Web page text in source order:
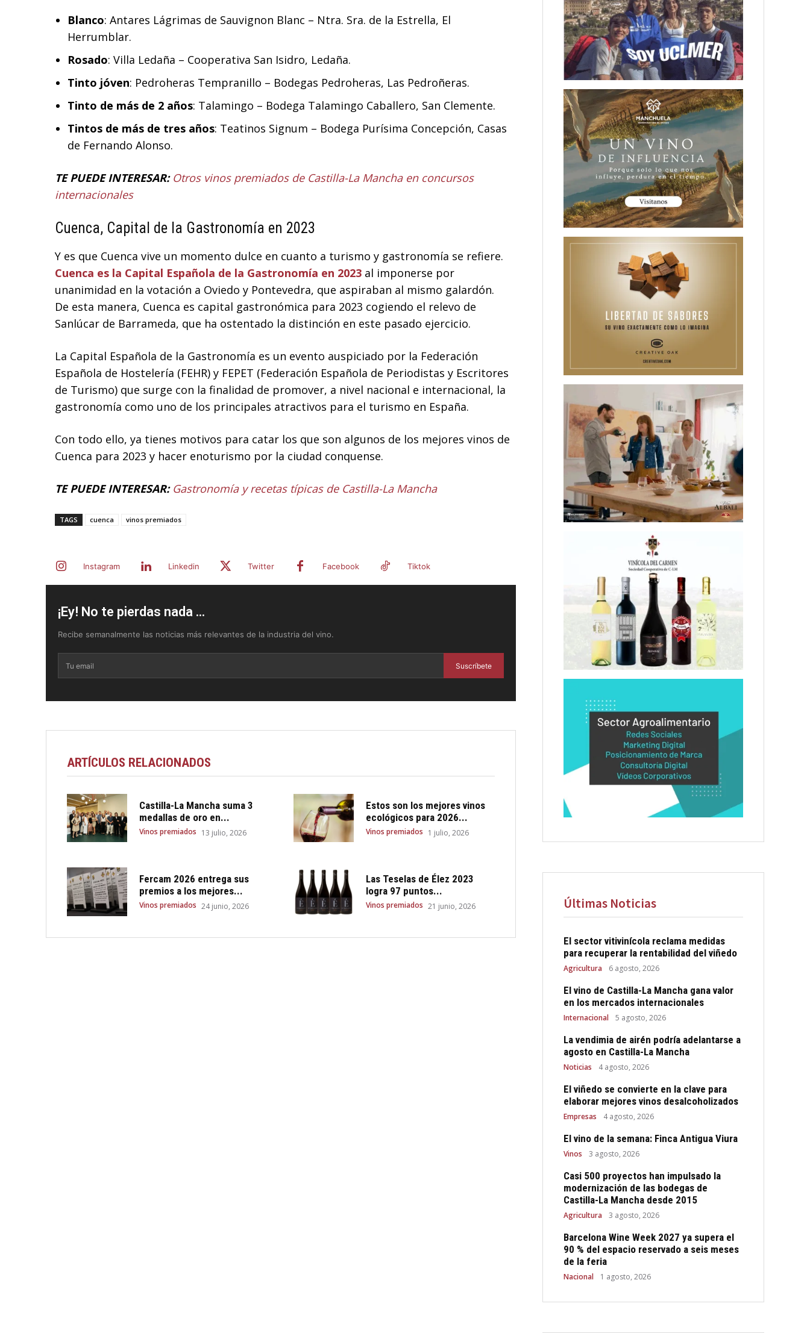
Blanco: Antares Lágrimas de Sauvignon Blanc – Ntra. Sra. de la Estrella, El
Herrumblar.
Rosado: Villa Ledaña – Cooperativa San Isidro, Ledaña.
Tinto jóven: Pedroheras Tempranillo – Bodegas Pedroheras, Las Pedroñeras.
Tinto de más de 2 años: Talamingo – Bodega Talamingo Caballero, San Clemente.
Tintos de más de tres años: Teatinos Signum – Bodega Purísima Concepción, Casas
de Fernando Alonso.
TE PUEDE INTERESAR: Otros vinos premiados de Castilla-La Mancha en concursos
internacionales
Cuenca, Capital de la Gastronomía en 2023
Y es que Cuenca vive un momento dulce en cuanto a turismo y gastronomía se refiere.
Cuenca es la Capital Española de la Gastronomía en 2023 al imponerse por
unanimidad en la votación a Oviedo y Pontevedra, que aspiraban al mismo galardón.
De esta manera, Cuenca es capital gastronómica para 2023 cogiendo el relevo de
Sanlúcar de Barrameda, que ha ostentado la distinción en este pasado ejercicio.
La Capital Española de la Gastronomía es un evento auspiciado por la Federación
Española de Hostelería (FEHR) y FEPET (Federación Española de Periodistas y Escritores
de Turismo) que surge con la finalidad de promover, a nivel nacional e internacional, la
gastronomía como uno de los principales atractivos para el turismo en España.
Con todo ello, ya tienes motivos para catar los que son algunos de los mejores vinos de
Cuenca para 2023 y hacer enoturismo por la ciudad conquense.
TE PUEDE INTERESAR: Gastronomía y recetas típicas de Castilla-La Mancha
TAGS cuenca vinos premiados
Instagram Linkedin Twitter Facebook Tiktok
¡Ey! No te pierdas nada ...
Recibe semanalmente las noticias más relevantes de la industria del vino.
Suscríbete
ARTÍCULOS RELACIONADOS
Castilla-La Mancha suma 3
medallas de oro en...
Vinos premiados 13 julio, 2026
Estos son los mejores vinos
ecológicos para 2026...
Vinos premiados 1 julio, 2026
Fercam 2026 entrega sus
premios a los mejores...
Vinos premiados 24 junio, 2026
Las Teselas de Élez 2023
logra 97 puntos...
Vinos premiados 21 junio, 2026 Últimas Noticias
El sector vitivinícola reclama medidas
para recuperar la rentabilidad del viñedo
Agricultura 6 agosto, 2026
El vino de Castilla-La Mancha gana valor
en los mercados internacionales
Internacional 5 agosto, 2026
La vendimia de airén podría adelantarse a
agosto en Castilla-La Mancha
Noticias 4 agosto, 2026
El viñedo se convierte en la clave para
elaborar mejores vinos desalcoholizados
Empresas 4 agosto, 2026
El vino de la semana: Finca Antigua Viura
Vinos 3 agosto, 2026
Casi 500 proyectos han impulsado la
modernización de las bodegas de
Castilla-La Mancha desde 2015
Agricultura 3 agosto, 2026
Barcelona Wine Week 2027 ya supera el
90 % del espacio reservado a seis meses
de la feria
Nacional 1 agosto, 2026